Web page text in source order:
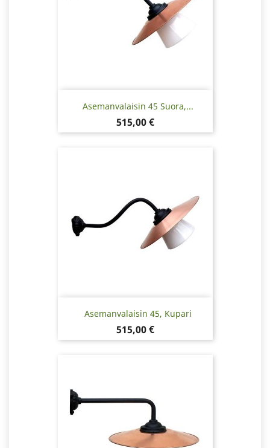
Asemanvalaisin 45 Suora,...
Hinta
515,00 €
Asemanvalaisin 45, Kupari
Hinta
515,00 €